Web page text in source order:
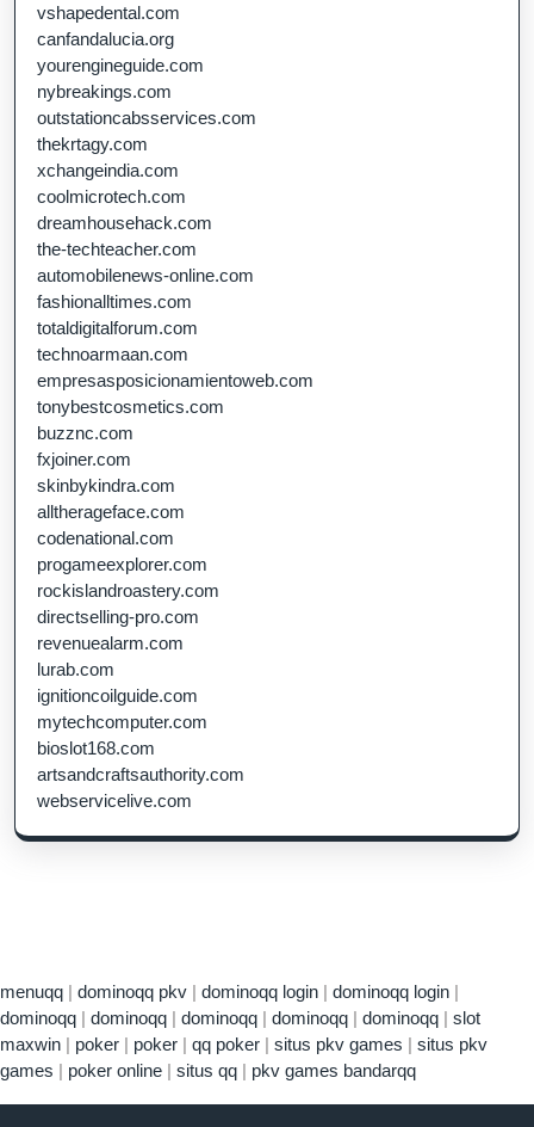
vshapedental.com
canfandalucia.org
yourengineguide.com
nybreakings.com
outstationcabsservices.com
thekrtagy.com
xchangeindia.com
coolmicrotech.com
dreamhousehack.com
the-techteacher.com
automobilenews-online.com
fashionalltimes.com
totaldigitalforum.com
technoarmaan.com
empresasposicionamientoweb.com
tonybestcosmetics.com
buzznc.com
fxjoiner.com
skinbykindra.com
alltherageface.com
codenational.com
progameexplorer.com
rockislandroastery.com
directselling-pro.com
revenuealarm.com
lurab.com
ignitioncoilguide.com
mytechcomputer.com
bioslot168.com
artsandcraftsauthority.com
webservicelive.com
menuqq | dominoqq pkv | dominoqq login | dominoqq login |
dominoqq | dominoqq | dominoqq | dominoqq | dominoqq | slot
maxwin | poker | poker | qq poker | situs pkv games | situs pkv
games | poker online | situs qq | pkv games bandarqq